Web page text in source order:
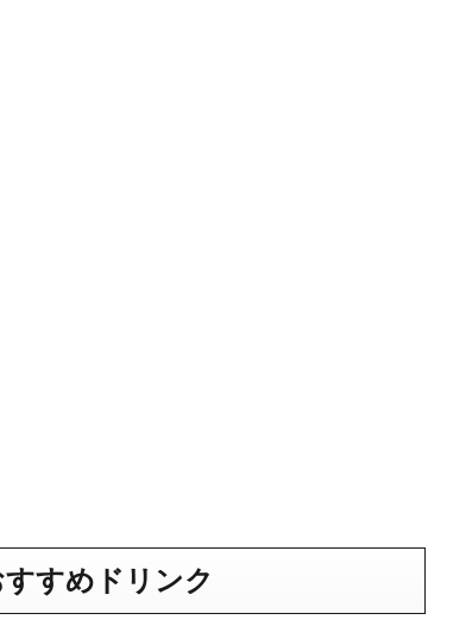
すめドリンク